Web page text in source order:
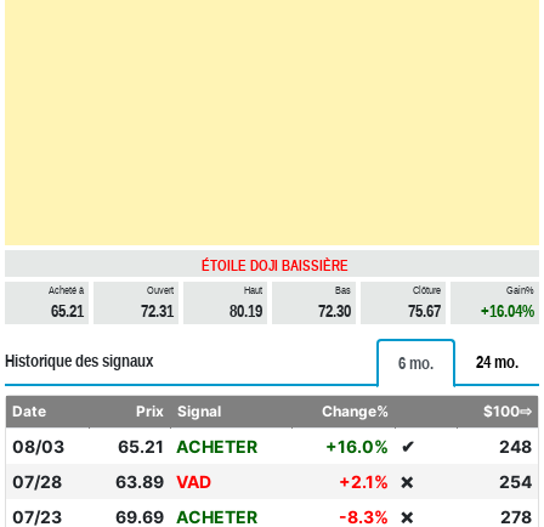
ÉTOILE DOJI BAISSIÈRE
Acheté à
65.21
Ouvert
72.31
Haut
80.19
Bas
72.30
Clôture
75.67
Gain%
+16.04%
Historique des signaux 6 mo. 24 mo.
Date Prix Signal Change% $100⇨
08/03 65.21 ACHETER +16.0% ✔
248
07/28
63.89 VAD +2.1% ❌
254
07/23
69.69 ACHETER -8.3% ❌
278